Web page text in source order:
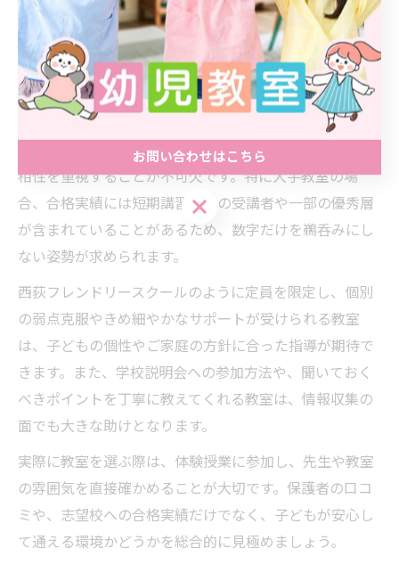
指導内容に不安がある場合は、積極的に先生に相談する
ことが大切です。
小学校受験対策で失敗しない教室の選び方
小学校受験対策の教室選びで失敗しないためには、合格
実績だけで判断せず、指導体制や教室の方針、先生との
相性を重視することが不可欠です。特に大手教室の場
合、合格実績には短期講習のみの受講者や一部の優秀層
が含まれていることがあるため、数字だけを鵜呑みにし
ない姿勢が求められます。
西荻フレンドリースクールのように定員を限定し、個別
の弱点克服やきめ細やかなサポートが受けられる教室
は、子どもの個性やご家庭の方針に合った指導が期待で
きます。また、学校説明会への参加方法や、聞いておく
べきポイントを丁寧に教えてくれる教室は、情報収集の
面でも大きな助けとなります。
実際に教室を選ぶ際は、体験授業に参加し、先生や教室
の雰囲気を直接確かめることが大切です。保護者の口コ
ミや、志望校への合格実績だけでなく、子どもが安心し
て通える環境かどうかを総合的に見極めましょう。
お問い合わせはこちら
お問い合わせはこちら